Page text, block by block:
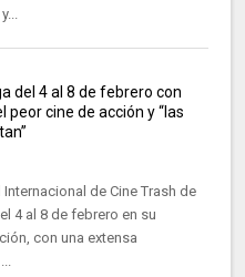
del 4 al 8 de febrero con
peor cine de acción y “las
Internacional de Cine Trash de
4 al 8 de febrero en su
con una extensa